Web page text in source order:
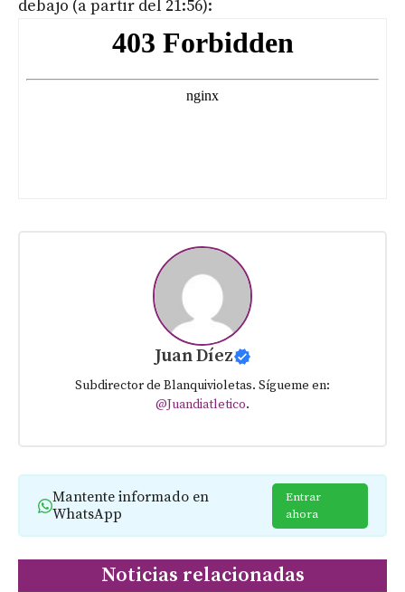
debajo (a partir del 21:56):
Juan Díez
Subdirector de Blanquivioletas. Sígueme en:
@Juandiatletico.
Mantente informado en
WhatsApp
Entrar
ahora
Noticias relacionadas